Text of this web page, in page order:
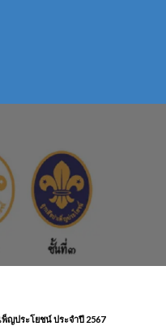
พ็ญประโยชน์ ประจำปี 2567